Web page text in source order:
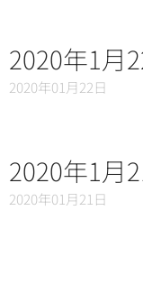
2020年1月
2020年01月22日
2020年1月
2020年01月21日